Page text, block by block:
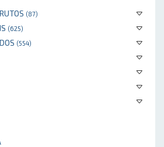
(87)
(625)
(554)